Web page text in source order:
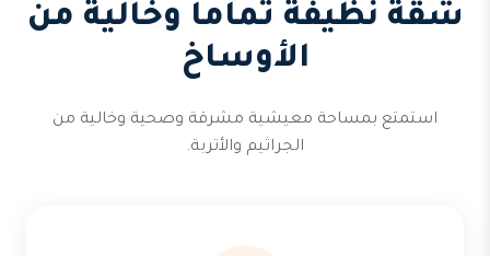
شقة نظيفة تماماً وخالية من
الأوساخ
استمتع بمساحة معيشية مشرقة وصحية وخالية من
الجراثيم والأتربة.